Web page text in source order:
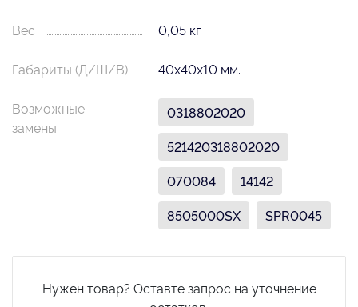
Вес 0,05 кг
Габариты (Д/Ш/В) 40х40х10 мм.
Возможные
замены
0318802020
521420318802020
070084
14142
8505000SX
SPR0045
Нужен товар? Оставте запрос на уточнение